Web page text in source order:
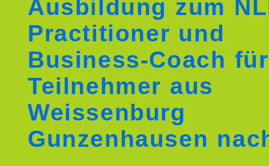
Ausbildung zum
Practitioner und
Business-Coach für
Teilnehmer aus
Weissenburg
Gunzenhausen